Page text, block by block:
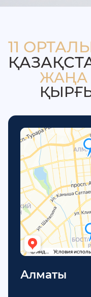
11
ЖАҢА
Алматы